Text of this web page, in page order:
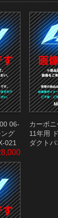
06-
グ
021
カーボ
11年用
ダクト